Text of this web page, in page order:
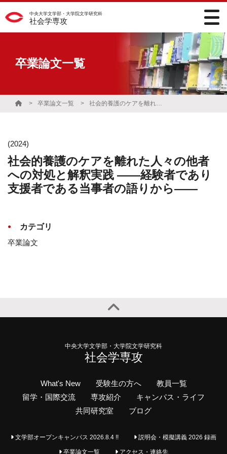
中央大学文学部・大学院文学研究科
社会学専攻
卒業論文一覧
卒業論文一覧 社会的養護のケアを離れた人々の他者への対処と解釈実践 ――経験者であり支援者である当事者の語りから――
(2024)
社会的養護のケアを離れた人々の他者
への対処と解釈実践 ――経験者であり
支援者である当事者の語りから――
カテゴリ
卒業論文
中央大学文学部・大学院文学研究科
社会学専攻
What's New 受験生の方へ
教員一覧
留学・国際交流
専攻紹介
キャンパス・ライフ
共同研究室
ブログ
文学部オープンキャンパス 2026.8.4 !! 説明会・模擬講義 2026 録画
卒業論文一覧 アクセス・連絡先